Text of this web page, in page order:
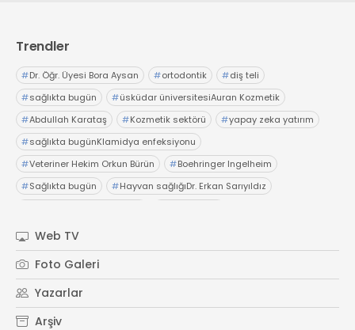
Trendler
#Dr. Öğr. Üyesi Bora Aysan #ortodontik #diş teli
#sağlıkta bugün #üsküdar üniversitesiAuran Kozmetik
#Abdullah Karataş #Kozmetik sektörü #yapay zeka yatırım
#sağlıkta bugünKlamidya enfeksiyonu
#Veteriner Hekim Orkun Bürün #Boehringer Ingelheim
#Sağlıkta bugün #Hayvan sağlığıDr. Erkan Sarıyıldız
# sağlıkta bugünKlinik psk berat polat
#aldatma #ilişkiler #sağlıkta bugün
Web TV
Foto Galeri
Yazarlar
Arşiv